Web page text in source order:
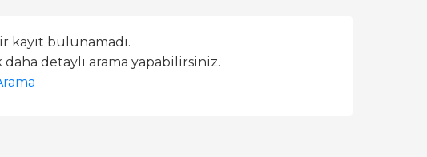
kayıt bulunamadı.
detaylı arama yapabilirsiniz.